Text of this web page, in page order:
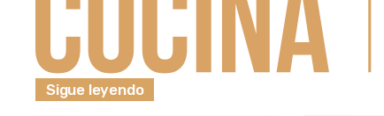
Sigue leyendo